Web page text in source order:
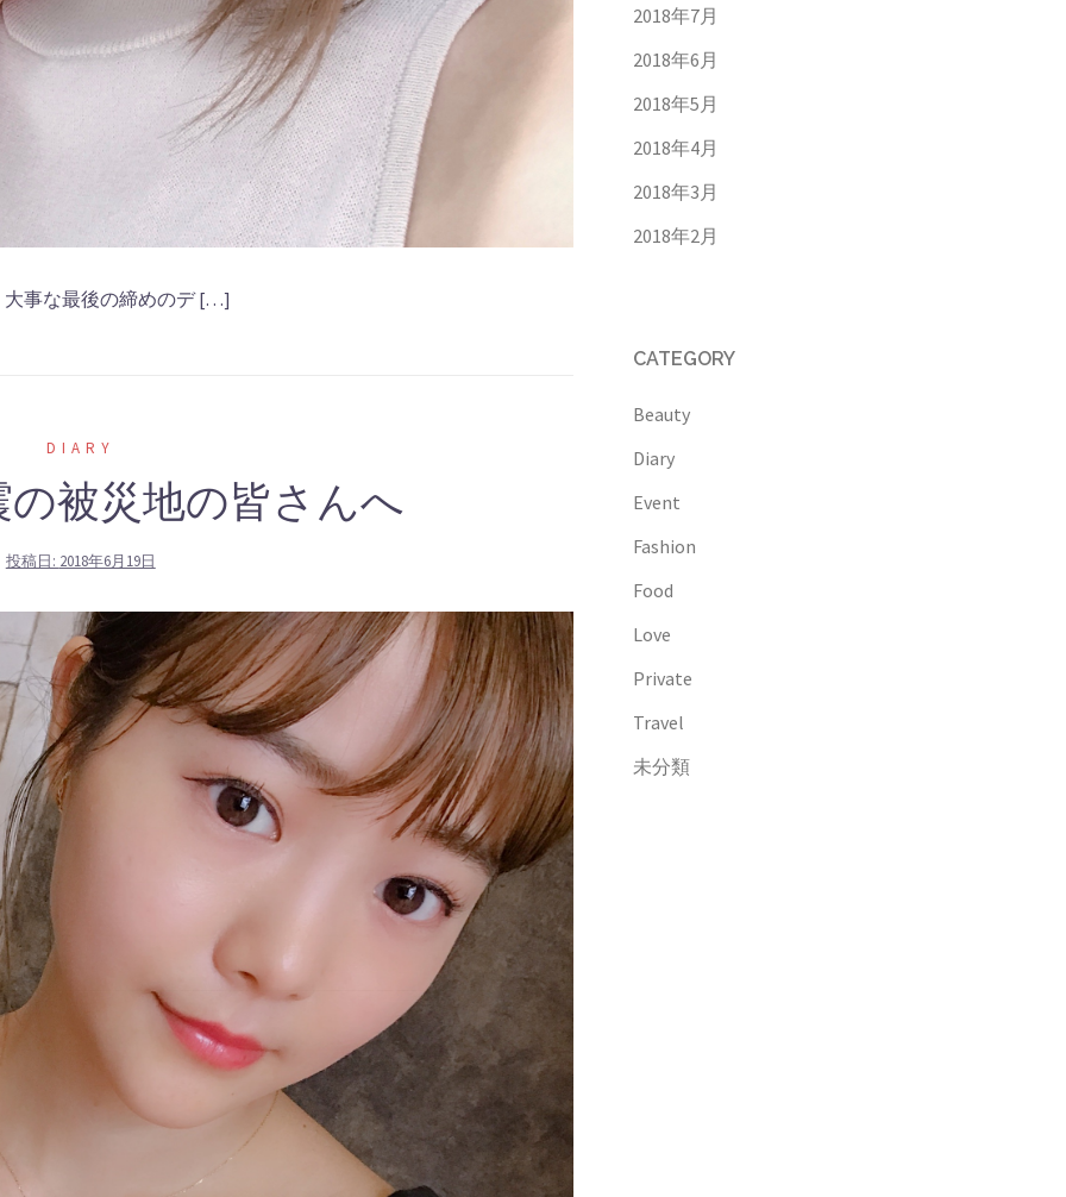
大事な最後の締めのデ […]
DIARY
被災地の皆さんへ
投稿日: 2018年6月19日
2018年7月
2018年6月
2018年5月
2018年4月
2018年3月
2018年2月
CATEGORY
Beauty
Diary
Event
Fashion
Food
Love
Private
Travel
未分類